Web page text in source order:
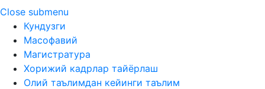
Close submenu
Кундузги
Масофавий
Магистратура
Хорижий кадрлар тайёрлаш
Олий таълимдан кейинги таълим